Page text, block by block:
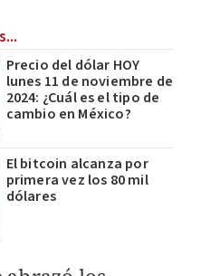
Precio del dólar HOY
lunes 11 de noviembre de
2024: ¿Cuál es el tipo de
cambio en México?
El bitcoin alcanza por
primera vez los 80 mil
dólares